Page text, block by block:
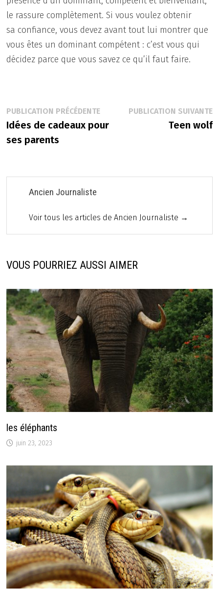
le rassure complètement. Si vous voulez obtenir
sa confiance, vous devez avant tout lui montrer que
vous êtes un dominant compétent : c’est vous qui
décidez parce que vous savez ce qu’il faut faire.
Navigation
de
l’article
PUBLICATION PRÉCÉDENTEPublication
précédente :
Idées de cadeaux pour
ses parents
PUBLICATION SUIVANTE
Teen wolf
Ancien Journaliste
Voir tous les articles de Ancien Journaliste →
VOUS POURRIEZ AUSSI AIMER
les éléphants
juin 23, 2023